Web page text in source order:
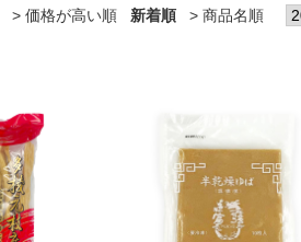
価格が高い順 新着順 商品名順